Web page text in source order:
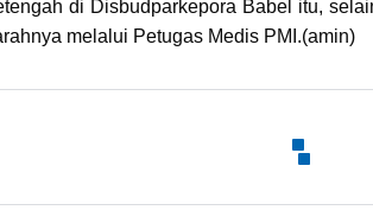
di Disbudparkepora Babel itu,
melalui Petugas Medis PMI.(amin)